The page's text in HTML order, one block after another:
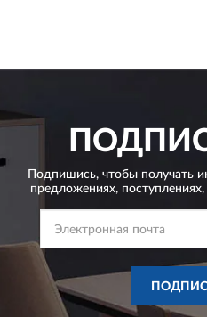
Подпишись, чтобы получать
предложениях,